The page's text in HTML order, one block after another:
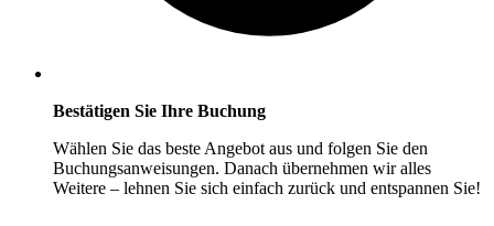
Bestätigen Sie Ihre Buchung
Wählen Sie das beste Angebot aus und folgen Sie den
Buchungsanweisungen. Danach übernehmen wir alles
Weitere – lehnen Sie sich einfach zurück und entspannen Sie!